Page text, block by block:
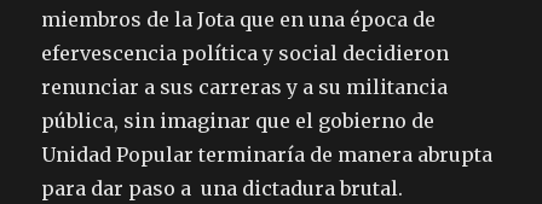
miembros de la Jota que en una época de
efervescencia política y social decidieron
renunciar a sus carreras y a su militancia
pública, sin imaginar que el gobierno de
Unidad Popular terminaría de manera abrupta
para dar paso a una dictadura brutal.